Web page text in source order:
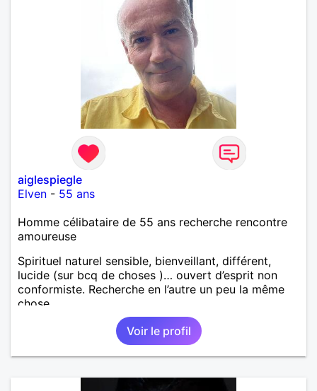
aiglespiegle
Elven - 55 ans
Homme célibataire de 55 ans recherche rencontre
amoureuse
Spirituel naturel sensible, bienveillant, différent,
lucide (sur bcq de choses )… ouvert d’esprit non
conformiste. Recherche en l’autre un peu la même
chose…
Voir le profil